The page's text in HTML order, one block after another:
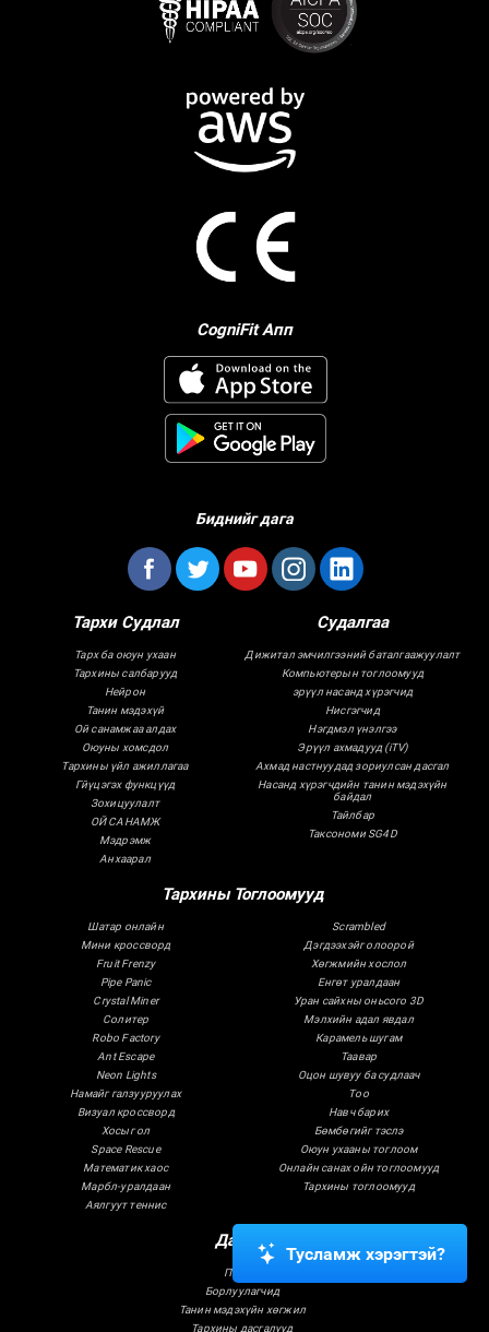
CogniFit Апп
Биднийг дага
Тархи Судлал
Тарх ба оюун ухаан
Тархины салбарууд
Нейрон
Танин мэдэхүй
Ой санамжаа алдах
Оюуны хомсдол
Тархины үйл ажиллагаа
Гйүцэгэх функцүүд
Зохицуулалт
ОЙ САНАМЖ
Мэдрэмж
Анхаарал
Судалгаа
Дижитал эмчилгээний баталгаажуулалт
Компьютерын тоглоомууд
эрүүл насанд хүрэгчид
Нисгэгчид
Нэгдмэл үнэлгээ
Эрүүл ахмадууд (iTV)
Ахмад настнуудад зориулсан дасгал
Насанд хүрэгчдийн танин мэдэхүйн
байдал
Тайлбар
Таксономи SG4D
Тархины Тоглоомууд
Шатар онлайн
Мини кроссворд
Fruit Frenzy
Pipe Panic
Crystal Miner
Солитер
Robo Factory
Ant Escape
Neon Lights
Намайг галзууруулах
Визуал кроссворд
Хосыг ол
Space Rescue
Математик хаос
Марбл-уралдаан
Аялгуут теннис
Scrambled
Дэгдээхэйг олоорой
Хөгжмийн хослол
Eнгөт уралдаан
Уран сайхны оньсого 3D
Мэлхийн адал явдал
Карамель шугам
Таавар
Оцон шувуу ба судлаач
Тоо
Навч барих
Бөмбөгийг тэслэ
Оюун ухааны тоглоом
Онлайн санах ойн тоглоомууд
Тархины тоглоомууд
Дасгал
Патент
Борлуулагчид
Танин мэдэхүйн хөгжил
Тархины дасгалууд
Тусламж хэрэгтэй?